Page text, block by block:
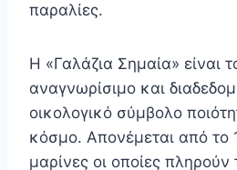
παραλίες.
Η «Γαλάζια Σημαία» είναι
αναγνωρίσιμο και
οικολογικό σύμβολο
κόσμο. Απονέμεται από το
μαρίνες οι οποίες πληρούν